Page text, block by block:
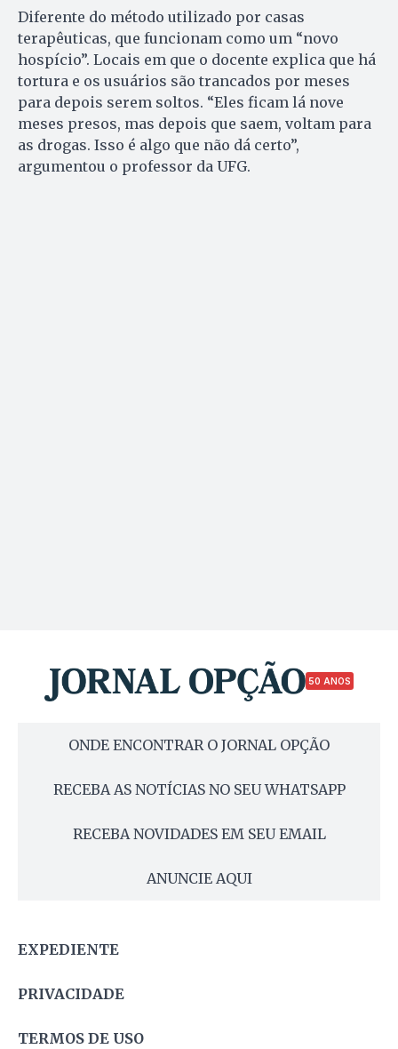
Diferente do método utilizado por casas
terapêuticas, que funcionam como um “novo
hospício”. Locais em que o docente explica que há
tortura e os usuários são trancados por meses
para depois serem soltos. “Eles ficam lá nove
meses presos, mas depois que saem, voltam para
as drogas. Isso é algo que não dá certo”,
argumentou o professor da UFG.
50 ANOS
ONDE ENCONTRAR O JORNAL OPÇÃO
RECEBA AS NOTÍCIAS NO SEU WHATSAPP
RECEBA NOVIDADES EM SEU EMAIL
ANUNCIE AQUI
EXPEDIENTE
PRIVACIDADE
TERMOS DE USO